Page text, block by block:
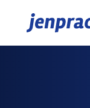
JenPráce.cz